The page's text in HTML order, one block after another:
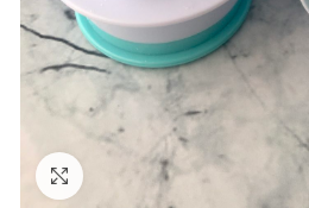
Click to enlarge